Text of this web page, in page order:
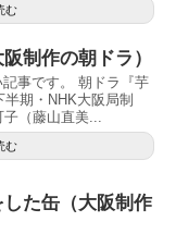
む
制作の朝ドラ）
事です。 朝ドラ『芋
期・NHK大阪局制
（藤山直美...
む
た缶（大阪制作